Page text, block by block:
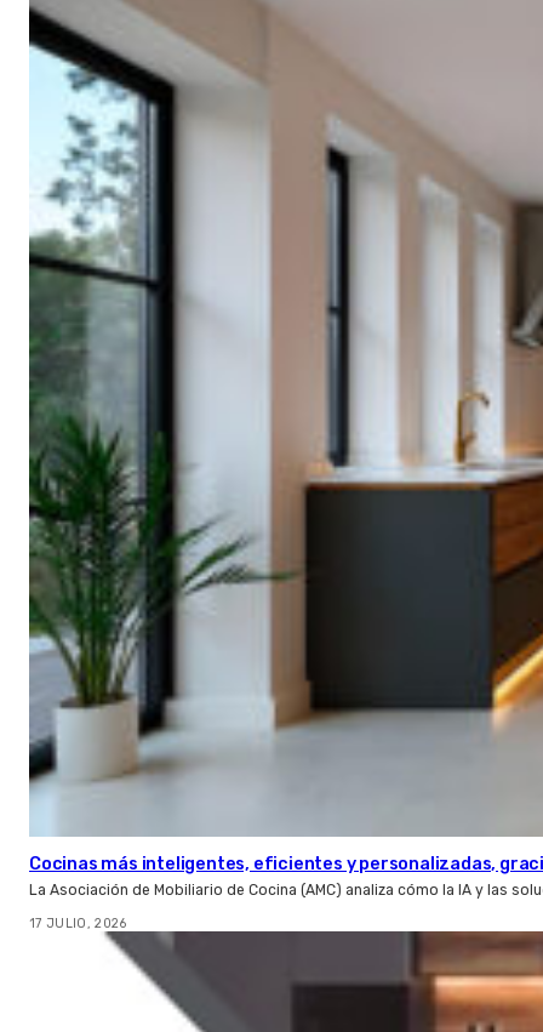
Cocinas más inteligentes, eficientes y personalizadas,
La Asociación de Mobiliario de Cocina (AMC) analiza cómo la IA y las
17 JULIO, 2026